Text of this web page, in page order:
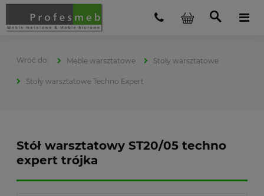
Meble warsztatowe Stoły warsztatowe
Stoły warsztatowe Techno Expert
Stół warsztatowy ST20/05 techno
expert trójka